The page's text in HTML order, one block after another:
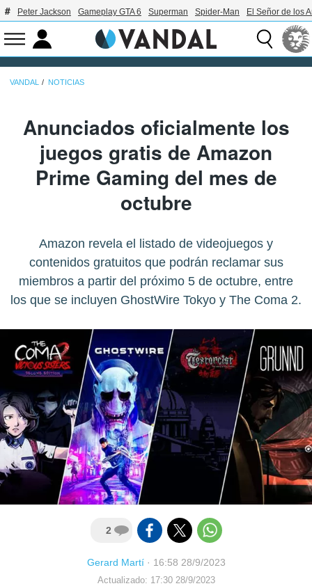
Peter Jackson Gameplay GTA 6 Superman Spider-Man El Señor de los
VANDAL NOTICIAS
Anunciados oficialmente los
juegos gratis de Amazon
Prime Gaming del mes de
octubre
Amazon revela el listado de videojuegos y
contenidos gratuitos que podrán reclamar sus
miembros a partir del próximo 5 de octubre, entre
los que se incluyen GhostWire Tokyo y The Coma 2.
2
Gerard Martí· 16:58 28/9/2023
Actualizado: 17:30 28/9/2023